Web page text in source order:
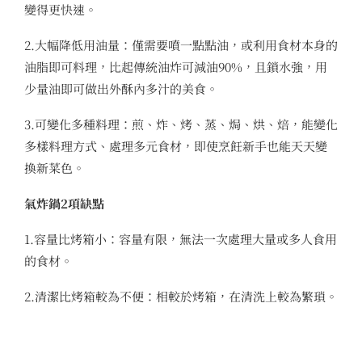
變得更快速。
2.大幅降低用油量：僅需要噴一點點油，或利用食材本身的
油脂即可料理，比起傳統油炸可減油90%，且鎖水強，用
少量油即可做出外酥內多汁的美食。
3.可變化多種料理：煎、炸、烤、蒸、焗、烘、焙，能變化
多樣料理方式、處理多元食材，即使烹飪新手也能天天變
換新菜色。
氣炸鍋2項缺點
1.容量比烤箱小：容量有限，無法一次處理大量或多人食用
的食材。
2.清潔比烤箱較為不便：相較於烤箱，在清洗上較為繁瑣。